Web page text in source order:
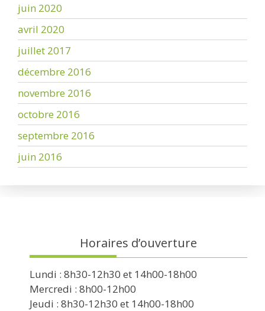
juin 2020
avril 2020
juillet 2017
décembre 2016
novembre 2016
octobre 2016
septembre 2016
juin 2016
Horaires d’ouverture
Lundi : 8h30-12h30 et 14h00-18h00
Mercredi : 8h00-12h00
Jeudi : 8h30-12h30 et 14h00-18h00